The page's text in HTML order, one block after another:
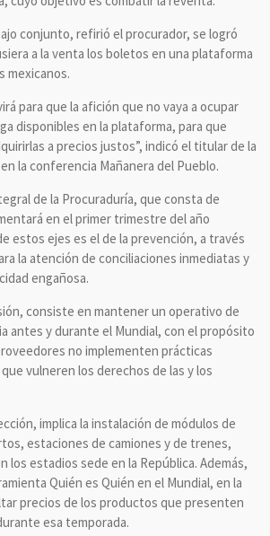
conjunto, refirió el procurador, se logró
a la venta los boletos en una plataforma
mexicanos.
para que la afición que no vaya a ocupar
disponibles en la plataforma, para que
a precios justos”, indicó el titular de la
la conferencia Mañanera del Pueblo.
de la Procuraduría, que consta de
en el primer trimestre del año
estos ejes es el de la prevención, a través
la atención de conciliaciones inmediatas y
engañosa.
consiste en mantener un operativo de
antes y durante el Mundial, con el propósito
no implementen prácticas
vulneren los derechos de las y los
implica la instalación de módulos de
estaciones de camiones y de trenes,
estadios sede en la República. Además,
Quién es Quién en el Mundial, en la
precios de los productos que presenten
esa temporada.